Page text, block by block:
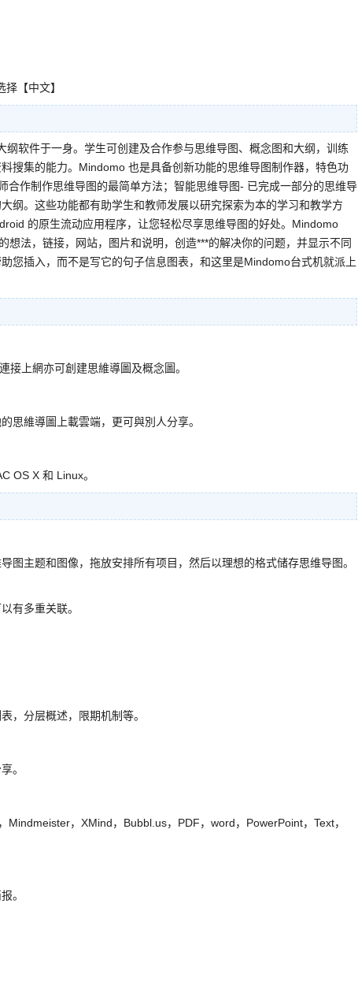
【中文】
软件于一身。学生可创建及合作参与思维导图、概念图和大纲，训练
搜集的能力。Mindomo 也是具备创新功能的思维导图制作器，特色功
作制作思维导图的最简单方法；智能思维导图- 已完成一部分的思维导
纲。这些功能都有助学生和教师发展以研究探索为本的学习和教学方
的原生流动应用程序，让您轻松尽享思维导图的好处。Mindomo
法，链接，网站，图片和说明，创造***的解决你的问题，并显示不同
您插入，而不是写它的句子信息图表，和这里是Mindomo台式机就派上
上網亦可創建思維導圖及概念圖。
思維導圖上載雲端，更可與別人分享。
OS X 和 Linux。
图主题和图像，拖放安排所有项目，然后以理想的格式储存思维导图。
有多重关联。
，分层概述，限期机制等。
。
，XMind，Bubbl.us，PDF，word，PowerPoint，Text，
。